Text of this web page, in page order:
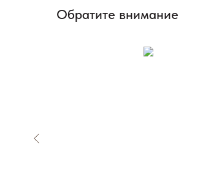
Обратите внимание